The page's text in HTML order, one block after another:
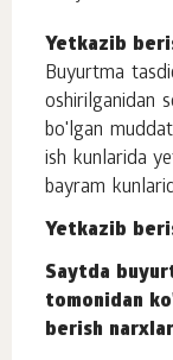
Yetkazib
Buyurtma
oshirilganidan
bo'lgan
ish kunlarida
bayram
Yetkazib
Saytda
tomonidan
berish